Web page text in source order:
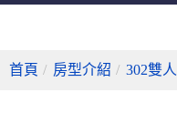
首頁 / 房型介紹 / 302雙